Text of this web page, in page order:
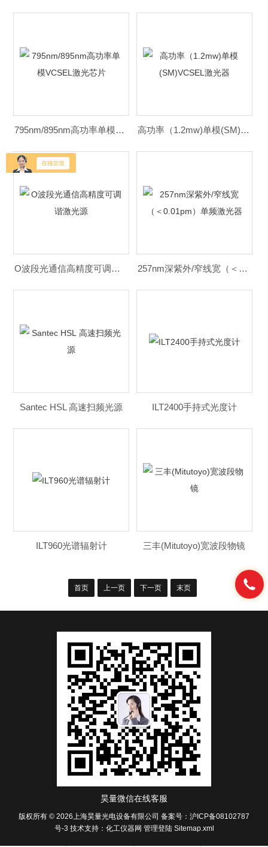
795nm/895nm高功率单模VCSEL激光芯片 高功率（1.2mw)单模(SM)VCSEL激光器
O波段光通信高精度可调谐激光源 257nm深紫外/窄线宽（＜0.01pm）单频激光器
Santec HSL 高速扫频光源 ILT2400手持式光度计
ILT960光谱辐射计 三丰(Mitutoyo)宽波段物镜
首页 上一页 下一页 末页
昊量微信在线客服
版权所有 © 2026上海昊量光电设备有限公司 备案号：沪ICP备08102787
号-3 技术支持： 化工仪器网 管理登陆 Sitemap.xml